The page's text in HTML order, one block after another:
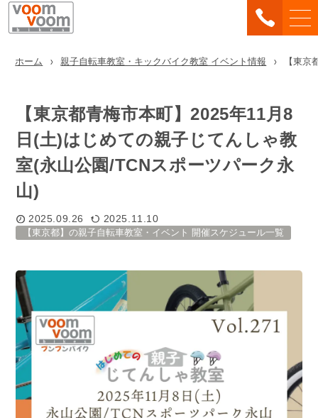
ホーム 親子自転車教室・キックバイク教室 イベント情報 【東
【東京都青梅市本町】2025年11月8
日(土)はじめての親子じてんしゃ教
室(永山公園/TCNスポーツパーク永
山)
2025.09.26 2025.11.10
【東京都】の親子自転車教室・イベント 開催スケジュール一覧